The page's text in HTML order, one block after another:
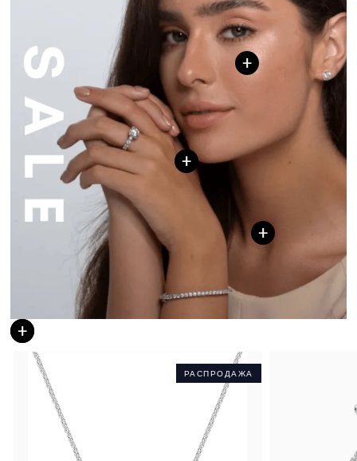
РАСПРОДАЖА